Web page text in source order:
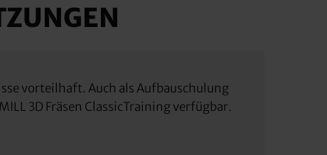
vorteilhaft. Auch als Aufbauschulung
3D Fräsen ClassicTraining verfügbar.